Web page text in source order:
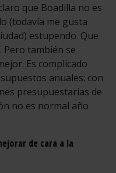
que Boadilla no es
(todavía me gusta
estupendo. Que
Pero también se
Es complicado
anuales: con
presupuestarias de
no es normal año
de cara a la